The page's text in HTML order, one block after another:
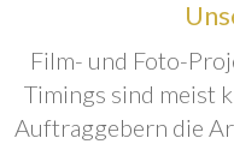
Film- und Foto-
Timings sind meist
Auftraggebern die